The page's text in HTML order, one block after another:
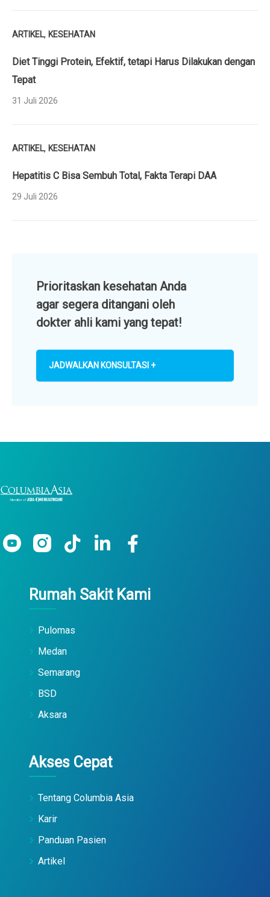
ARTIKEL, KESEHATAN
Diet Tinggi Protein, Efektif, tetapi Harus Dilakukan dengan
Tepat
31 Juli 2026
ARTIKEL, KESEHATAN
Hepatitis C Bisa Sembuh Total, Fakta Terapi DAA
29 Juli 2026
Prioritaskan kesehatan Anda
agar segera ditangani oleh
dokter ahli kami yang tepat!
JADWALKAN KONSULTASI +
Rumah Sakit Kami
Pulomas
Medan
Semarang
BSD
Aksara
Akses Cepat
Tentang Columbia Asia
Karir
Panduan Pasien
Artikel